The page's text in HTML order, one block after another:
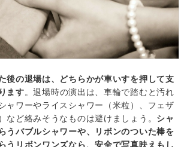
後の退場は、どちらかが車いすを押して支
ます。退場時の演出は、車輪で踏むと汚れ
ャワーやライスシャワー（米粒）、フェザ
など絡みそうなものは避けましょう。 シャ
うバブルシャワーや、リボンのついた棒を
うリボンワンズなら、安全で写真映えもし